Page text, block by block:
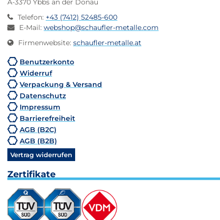
A-3370 Ybbs an der Donau
Telefon: +43 (7412) 52485-600
E-Mail: webshop@schaufler-metalle.com
Firmenwebsite: schaufler-metalle.at
Benutzerkonto
Widerruf
Verpackung & Versand
Datenschutz
Impressum
Barrierefreiheit
AGB (B2C)
AGB (B2B)
Vertrag widerrufen
Zertifikate